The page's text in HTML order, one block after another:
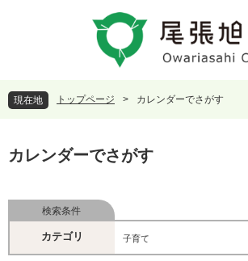
頭
で
飛
ば
本
現在地 トップページ > カレンダーでさがす
文
カレンダーでさがす
検索条件
カテゴリ 子育て